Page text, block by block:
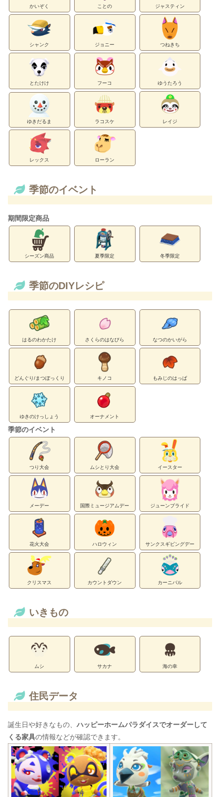
かいぞく ことの ジャスティン
シャンク ジョニー つねきち
とたけけ フーコ ゆうたろう
ゆきだるま ラコスケ レイジ
レックス ローラン
季節のイベント
期間限定商品
シーズン商品 夏季限定 冬季限定
季節のDIYレシピ
はるのわかたけ さくらのはなびら なつのかいがら
どんぐり/まつぼっくり キノコ もみじのはっぱ
ゆきのけっしょう オーナメント
季節のイベント
つり大会 ムシとり大会 イースター
メーデー 国際ミュージアムデー ジューンブライド
花火大会 ハロウィン サンクスギビングデー
クリスマス カウントダウン カーニバル
いきもの
ムシ サカナ 海の幸
住民データ
誕生日や好きなもの、 ハッピーホームパラダイスでオーダーして
くる家具の情報などが確認できます。